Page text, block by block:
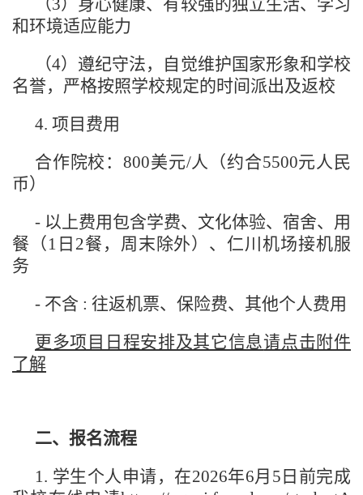
（3） 身心健康、有较强的独立生活、学习
和环境适应能力
（4） 遵纪守法，自觉维护国家形象和学校
名誉，严格按照学校规定的时间派出及返校
4. 项目费用
合作院校：800美元/人（约合5500元人民
币）
- 以上费用包含学费、文化体验、宿舍、用
餐（1日2餐，周末除外）、仁川机场接机服
务
- 不含 : 往返机票、保险费、其他个人费用
更多项目日程安排及其它信息请点击附件
了解
二、报名流程
1. 学生个人申请，在2026年6月 5 日前完成